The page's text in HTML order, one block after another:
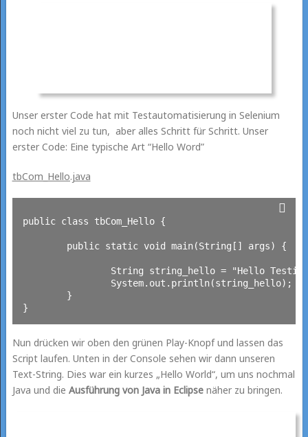
Unser erster Code hat mit Testautomatisierung in Selenium
noch nicht viel zu tun, aber alles Schritt für Schritt. Unser
erster Code: Eine typische Art “Hello Word”
tbCom_Hello.java
public class tbCom_Hello {
Nun drücken wir oben den grünen Play-Knopf und lassen das
Script laufen. Unten in der Console sehen wir dann unseren
Text-String. Dies war ein kurzes „Hello World“, um uns nochmal
Java und die Ausführung von Java in Eclipsenäher zu bringen.